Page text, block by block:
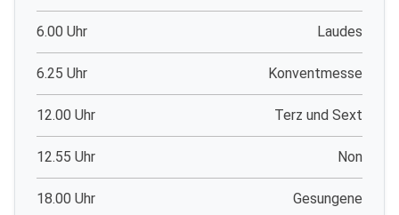
6.00 Uhr Laudes
6.25 Uhr Konventmesse
12.00 Uhr Terz und Sext
12.55 Uhr Non
18.00 Uhr Gesungene